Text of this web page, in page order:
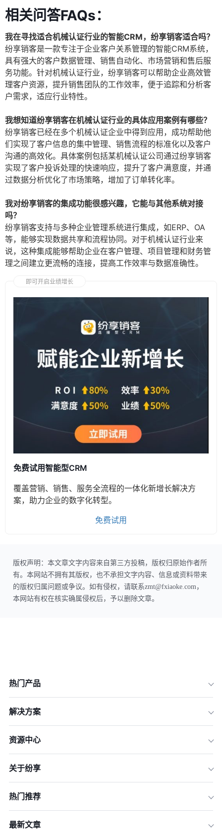
相关问答FAQs：
我在寻找适合机械认证行业的智能CRM，纷享销客适合吗？
纷享销客是一款专注于企业客户关系管理的智能CRM系统，
具有强大的客户数据管理、销售自动化、市场营销和售后服
务功能。针对机械认证行业，纷享销客可以帮助企业高效管
理客户资源，提升销售团队的工作效率，便于追踪和分析客
户需求，适应行业特性。
我想知道纷享销客在机械认证行业的具体应用案例有哪些？
纷享销客已经在多个机械认证企业中得到应用，成功帮助他
们实现了客户信息的集中管理、销售流程的标准化以及客户
沟通的高效化。具体案例包括某机械认证公司通过纷享销客
实现了客户投诉处理的快速响应，提升了客户满意度，并通
过数据分析优化了市场策略，增加了订单转化率。
我对纷享销客的集成功能很感兴趣，它能与其他系统对接
吗？
纷享销客支持与多种企业管理系统进行集成，如ERP、OA
等，能够实现数据共享和流程协同。对于机械认证行业来
说，这种集成能够帮助企业在客户管理、项目管理和财务管
理之间建立更流畅的连接，提高工作效率与数据准确性。
即可开启业绩增长
免费试用智能型CRM
覆盖营销、销售、服务全流程的一体化新增长解决方
案，助力企业的数字化转型。
免费试用
版权声明：本文章文字内容来自第三方投稿，版权归原始作者所
有。本网站不拥有其版权，也不承担文字内容、信息或资料带来
的版权归属问题或争议。如有侵权，请联系zmt@fxiaoke.com，
本网站有权在核实确属侵权后，予以删除文章。
热门产品
解决方案
资源中心
关于纷享
热门推荐
最新文章